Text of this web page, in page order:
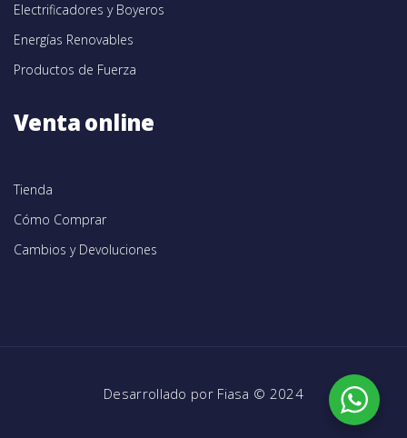
Electrificadores y Boyeros
Energías Renovables
Productos de Fuerza
Venta online
Tienda
Cómo Comprar
Cambios y Devoluciones
Desarrollado por Fiasa © 2024